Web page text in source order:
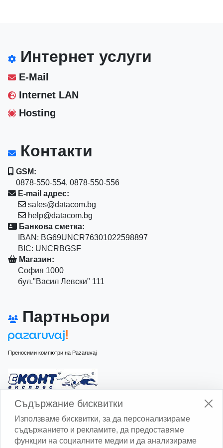
Интернет услуги
E-Mail
Internet LAN
Hosting
Контакти
GSM:
0878-550-554, 0878-550-556
E-mail адрес:
sales@datacom.bg
help@datacom.bg
Банкова сметка:
IBAN: BG69UNCR76301022598897
BIC: UNCRBGSF
Магазин:
София 1000
бул."Васил Левски" 111
Партньори
Преносими компютри на Pazaruvaj
Изчисли доставката с Еконт
Съдържание бисквитки
Използваме бисквитки, за да персонализираме
съдържанието и рекламите, да предоставяме
функции на социалните медии и да анализираме